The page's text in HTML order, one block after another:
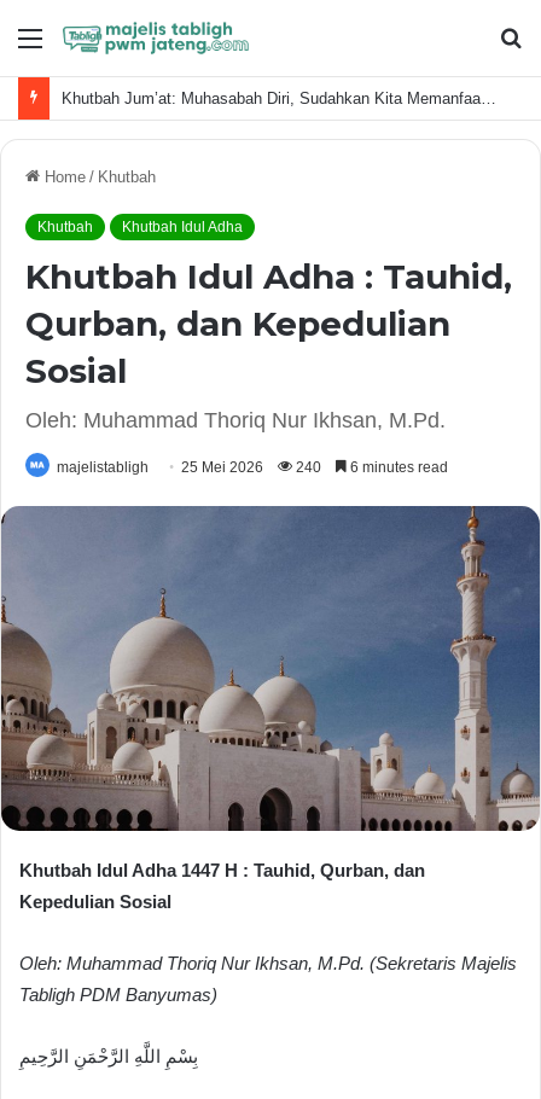
Menu
Khutbah Jum’at: Muhasabah Diri, Sudahkan Kita Memanfaatkan Waktu Dengan Baik?
Home / Khutbah
Khutbah Khutbah Idul Adha
Khutbah Idul Adha : Tauhid,
Qurban, dan Kepedulian
Sosial
Oleh: Muhammad Thoriq Nur Ikhsan, M.Pd.
majelistabligh 25 Mei 2026 240 6 minutes read
Khutbah Idul Adha 1447 H : Tauhid, Qurban, dan
Kepedulian Sosial
Oleh: Muhammad Thoriq Nur Ikhsan, M.Pd. (Sekretaris Majelis
Tabligh PDM Banyumas)
بِسْمِ اللَّهِ الرَّحْمَنِ الرَّحِيمِ